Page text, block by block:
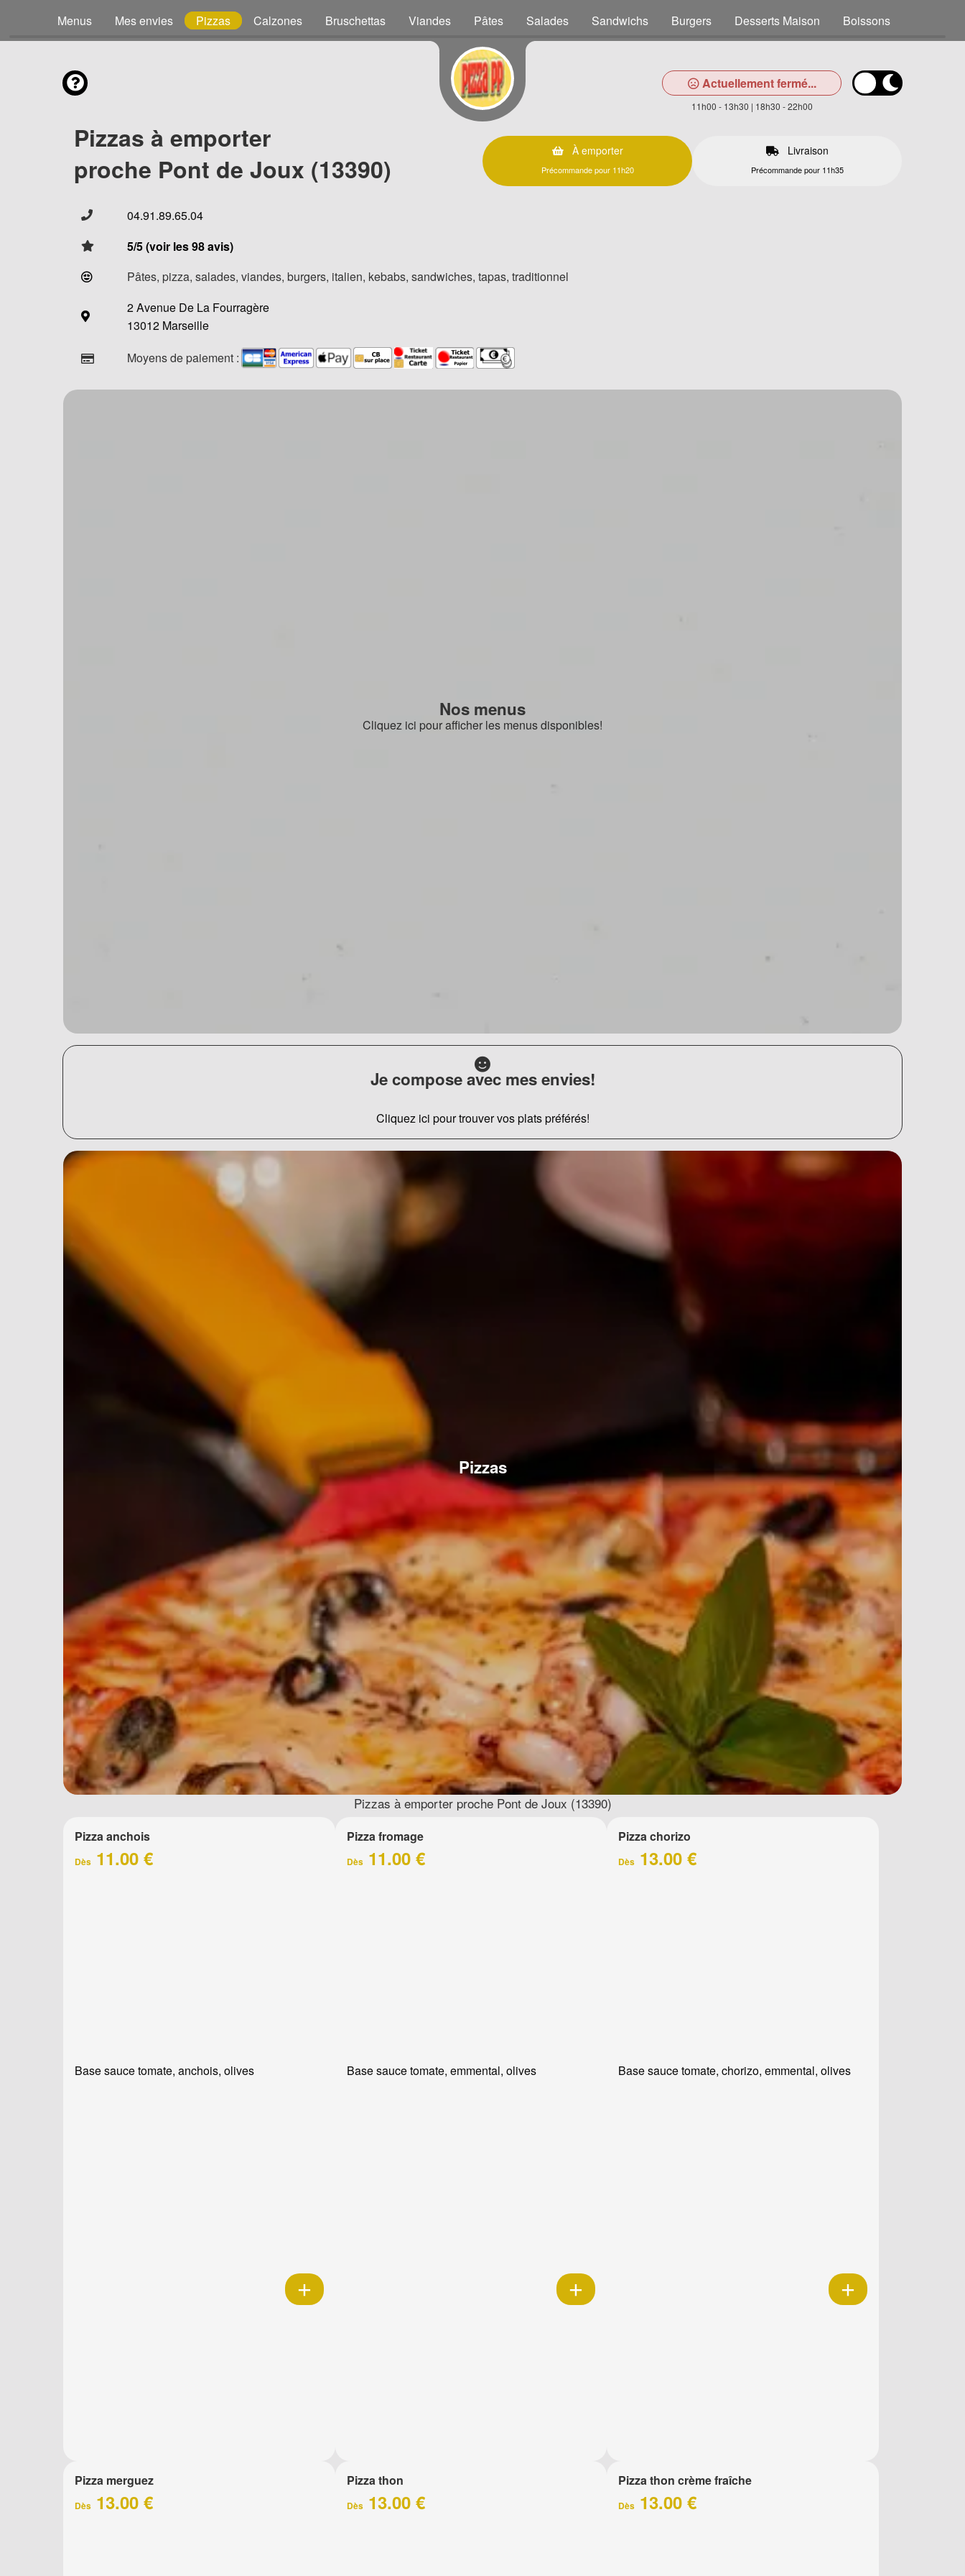
Menus Mes envies Pizzas Calzones Bruschettas Viandes Pâtes Salades Sandwichs Burgers Desserts Maison Boissons
Actuellement fermé...
11h00 - 13h30 | 18h30 - 22h00
Pizzas à emporter
proche Pont de Joux (13390)
À emporter
Précommande pour 11h20
Livraison
Précommande pour 11h35
04.91.89.65.04
5/5 (voir les 98 avis)
Pâtes, pizza, salades, viandes, burgers, italien, kebabs, sandwiches, tapas, traditionnel
2 Avenue De La Fourragère
13012 Marseille
Moyens de paiement :
Nos menus
Cliquez ici pour afficher les menus disponibles!
Je compose avec mes envies!
Cliquez ici pour trouver vos plats préférés!
Pizzas
Pizzas à emporter proche Pont de Joux (13390)
Pizza anchois
Dès 11.00 €
Base sauce tomate, anchois, olives
Pizza fromage
Dès11.00 €
Base sauce tomate, emmental, olives
Pizza chorizo
Dès 13.00 €
Base sauce tomate, chorizo, emmental, olives
Pizza merguez
Dès 13.00 €
Pizza thon
Dès13.00 €
Pizza thon crème fraîche
Dès 13.00 €